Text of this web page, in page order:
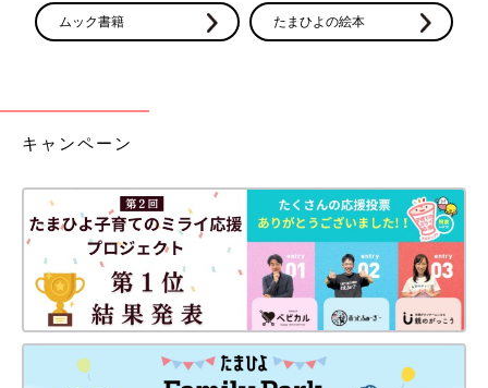
ムック書籍 たまひよの絵本
キャンペーン